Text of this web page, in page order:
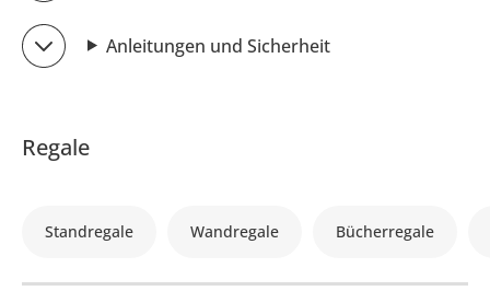
Anleitungen und Sicherheit
Regale
Standregale Wandregale Bücherregale